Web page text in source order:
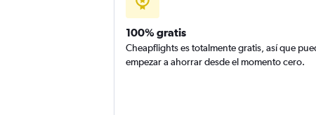
100% gratis
Cheapflights es totalmente gratis, así que
empezar a ahorrar desde el momento cero.